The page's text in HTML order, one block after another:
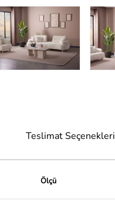
Teslimat Seçenekleri
Ölçü